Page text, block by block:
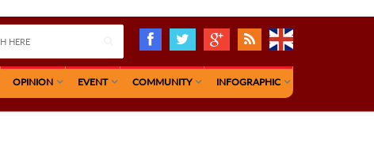
OPINION EVENT COMMUNITY INFOGRAPHIC